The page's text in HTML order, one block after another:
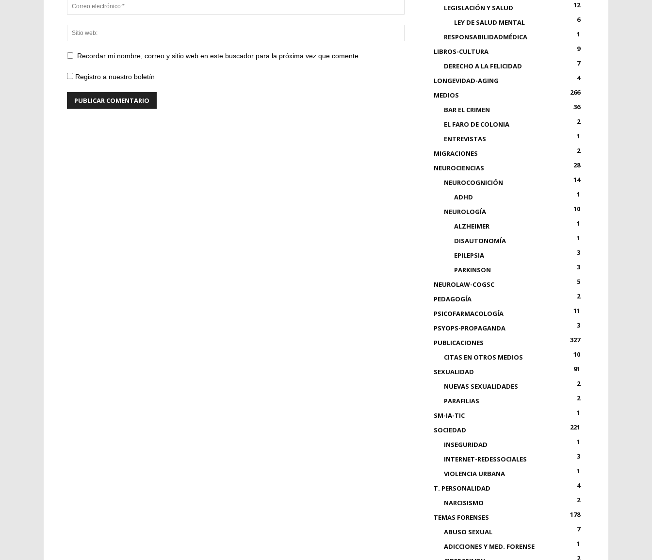
Recordar mi nombre, correo y sitio web en este buscador para la próxima vez que comente
Registro a nuestro boletín
LEGISLACIÓN Y SALUD
12
LEY DE SALUD MENTAL
6
RESPONSABILIDADMÉDICA
1
LIBROS-CULTURA
9
DERECHO A LA FELICIDAD
7
LONGEVIDAD-AGING
4
MEDIOS
266
BAR EL CRIMEN
36
EL FARO DE COLONIA
2
ENTREVISTAS
1
MIGRACIONES
2
NEUROCIENCIAS
28
NEUROCOGNICIÓN
14
ADHD
1
NEUROLOGÍA
10
ALZHEIMER
1
DISAUTONOMÍA
1
EPILEPSIA
3
PARKINSON
3
NEUROLAW-COGSC
5
PEDAGOGÍA
2
PSICOFARMACOLOGÍA
11
PSYOPS-PROPAGANDA
3
PUBLICACIONES
327
CITAS EN OTROS MEDIOS
10
SEXUALIDAD
91
NUEVAS SEXUALIDADES
2
PARAFILIAS
2
SM-IA-TIC
1
SOCIEDAD
221
INSEGURIDAD
1
INTERNET-REDESSOCIALES
3
VIOLENCIA URBANA
1
T. PERSONALIDAD
4
NARCISISMO
2
TEMAS FORENSES
178
ABUSO SEXUAL
7
ADICCIONES Y MED. FORENSE
1
2